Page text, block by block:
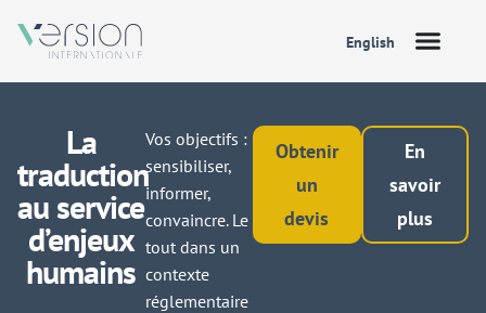
English
La
traduction
au service
d’enjeux
humains
Vos objectifs :
sensibiliser,
informer,
convaincre. Le
tout dans un
contexte
réglementaire
Obtenir
un
devis
En
savoir
plus